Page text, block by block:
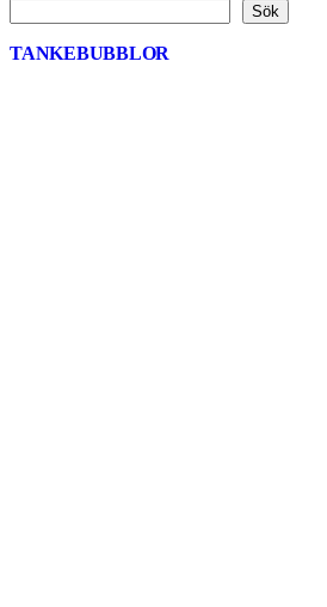
Sök
TANKEBUBBLOR